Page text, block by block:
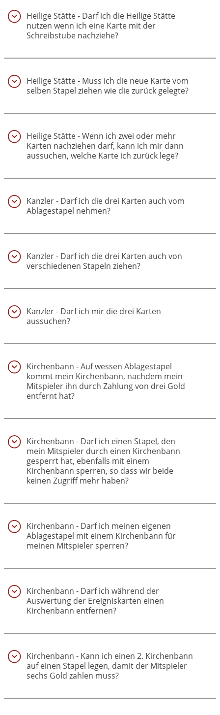
Heilige Stätte - Darf ich die Heilige Stätte
nutzen wenn ich eine Karte mit der
Schreibstube nachziehe?
Heilige Stätte - Muss ich die neue Karte vom
selben Stapel ziehen wie die zurück gelegte?
Heilige Stätte - Wenn ich zwei oder mehr
Karten nachziehen darf, kann ich mir dann
aussuchen, welche Karte ich zurück lege?
Kanzler - Darf ich die drei Karten auch vom
Ablagestapel nehmen?
Kanzler - Darf ich die drei Karten auch von
verschiedenen Stapeln ziehen?
Kanzler - Darf ich mir die drei Karten
aussuchen?
Kirchenbann - Auf wessen Ablagestapel
kommt mein Kirchenbann, nachdem mein
Mitspieler ihn durch Zahlung von drei Gold
entfernt hat?
Kirchenbann - Darf ich einen Stapel, den
mein Mitspieler durch einen Kirchenbann
gesperrt hat, ebenfalls mit einem
Kirchenbann sperren, so dass wir beide
keinen Zugriff mehr haben?
Kirchenbann - Darf ich meinen eigenen
Ablagestapel mit einem Kirchenbann für
meinen Mitspieler sperren?
Kirchenbann - Darf ich während der
Auswertung der Ereigniskarten einen
Kirchenbann entfernen?
Kirchenbann - Kann ich einen 2. Kirchenbann
auf einen Stapel legen, damit der Mitspieler
sechs Gold zahlen muss?